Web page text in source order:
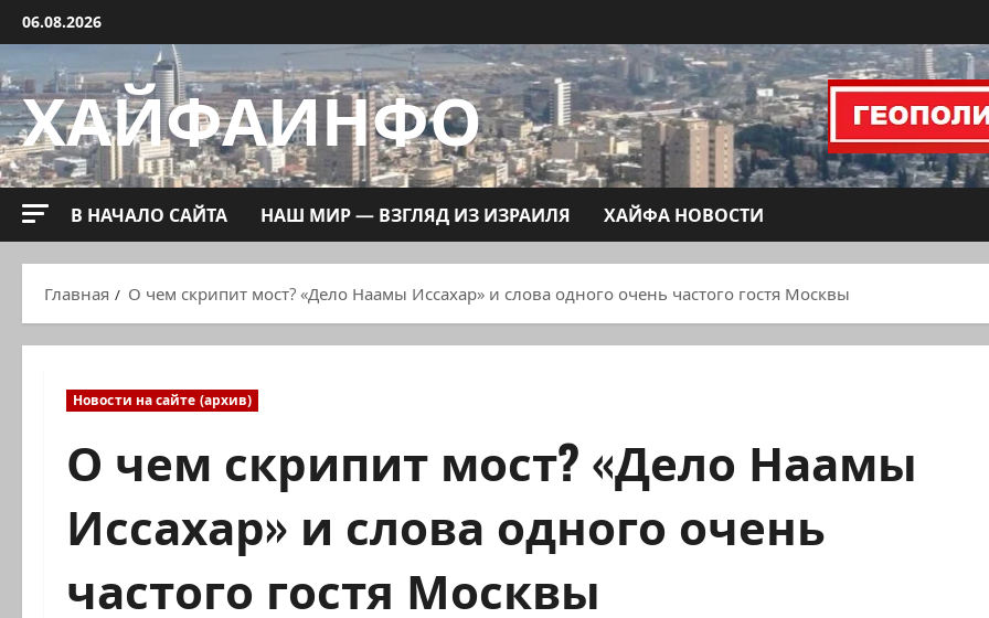
Перейти
к
содержимому
06.08.2026
ХАЙФАИНФО
В НАЧАЛО САЙТА НАШ МИР — ВЗГЛЯД ИЗ ИЗРАИЛЯ ХАЙФА НОВОСТИ
Главная О чем скрипит мост? «Дело Наамы Иссахар» и слова одного очень частого гостя Москвы
Новости на сайте (архив)
О чем скрипит мост? «Дело Наамы
Иссахар» и слова одного очень
частого гостя Москвы